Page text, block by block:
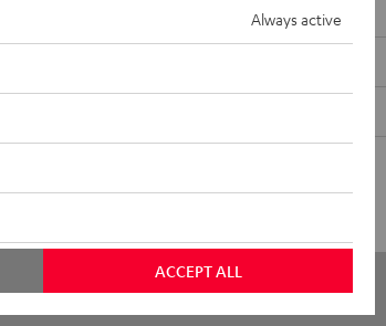
Always active
ACCEPT ALL